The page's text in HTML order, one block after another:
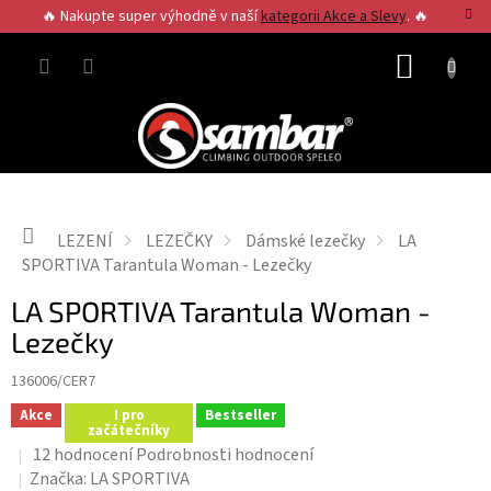
na
obsah
🔥 Nakupte super výhodně v našíkategorii Akce a Slevy. 🔥
Domů
LEZENÍ LEZEČKY Dámské lezečky
LA
SPORTIVA Tarantula Woman - Lezečky
LA SPORTIVA Tarantula Woman -
Lezečky
136006/CER7
Akce I pro
začátečníky
Bestseller
Průměrné
hodnocení
12 hodnocení Podrobnosti hodnocení
Značka: LA SPORTIVA